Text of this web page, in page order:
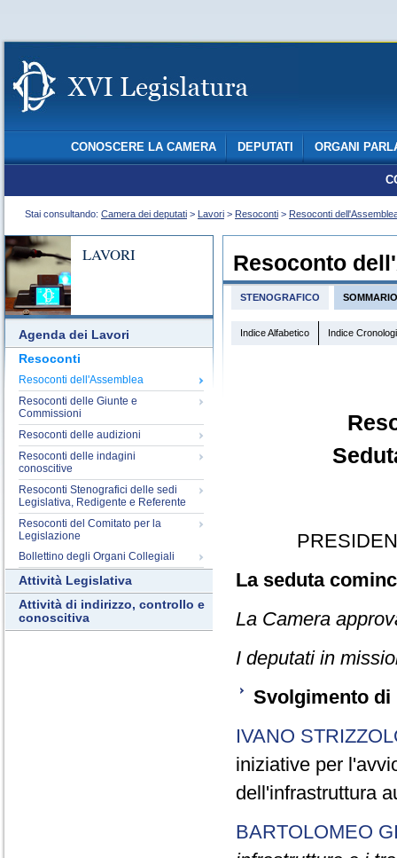
CONOSCERE LA CAMERA DEPUTATI ORGANI
Stai consultando: Camera dei deputati > Lavori > Resoconti > Resoconti
LAVORI
Agenda dei Lavori
Resoconti
Resoconti dell'Assemblea
Resoconti delle Giunte e
Commissioni
Resoconti delle audizioni
Resoconti delle indagini
conoscitive
Resoconti Stenografici delle sedi
Legislativa, Redigente e Referente
Resoconti del Comitato per la
Legislazione
Bollettino degli Organi Collegiali
Attività Legislativa
Attività di indirizzo, controllo e
conoscitiva
Resoconto
STENOGRAFICO SOMMARIO
Indice Alfabetico Indice
La seduta
La Camera
I deputati in
Svolgimento di
IVANO
iniziative per
dell'infrastruttura
BARTOLOMEO